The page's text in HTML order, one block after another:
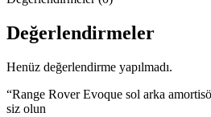
Değerlendirmeler
Henüz değerlendirme yapılmadı.
“Range Rover Evoque sol arka
siz olun